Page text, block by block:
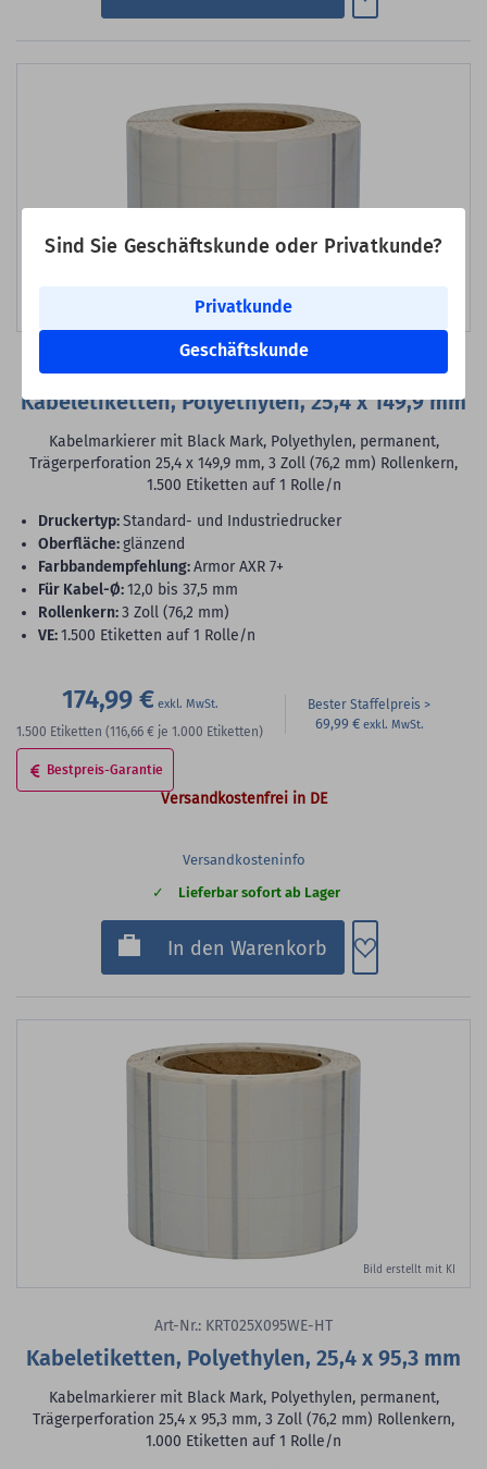
Sind Sie Geschäftskunde oder Privatkunde?
Privatkunde
Geschäftskunde
Art-Nr.: KRT025X150WE-HT
Kabeletiketten, Polyethylen, 25,4 x 149,9 mm
Kabelmarkierer mit Black Mark, Polyethylen, permanent,
Trägerperforation 25,4 x 149,9 mm, 3 Zoll (76,2 mm) Rollenkern,
1.500 Etiketten auf 1 Rolle/n
Druckertyp:Standard- und Industriedrucker
Oberfläche:glänzend
Farbbandempfehlung:Armor AXR 7+
für Kabel-Ø:12,0 bis 37,5 mm
Rollenkern:3 Zoll (76,2 mm)
VE:1.500 Etiketten auf 1 Rolle/n
174,99 €
1.500 Etiketten (116,66 € je 1.000 Etiketten)
Bester Staffelpreis
69,99 €
Bestpreis-Garantie
Versandkostenfrei in DE
Versandkosteninfo
Lieferbar sofort ab Lager
In den Warenkorb Zum
Bild erstellt mit KI
Art-Nr.: KRT025X095WE-HT
Kabeletiketten, Polyethylen, 25,4 x 95,3 mm
Kabelmarkierer mit Black Mark, Polyethylen, permanent,
Trägerperforation 25,4 x 95,3 mm, 3 Zoll (76,2 mm) Rollenkern,
1.000 Etiketten auf 1 Rolle/n